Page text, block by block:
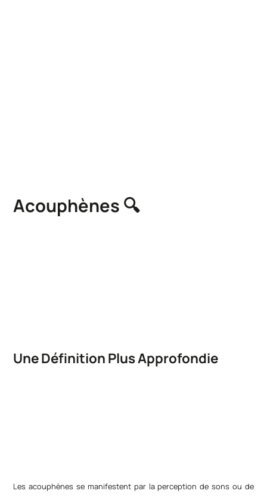
Acouphènes 🔍
Une Définition Plus Approfondie
Les acouphènes se manifestent par la perception de sons ou de